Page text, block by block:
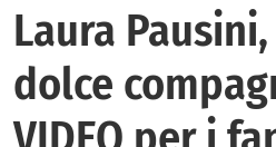
Laura Pausini,
dolce